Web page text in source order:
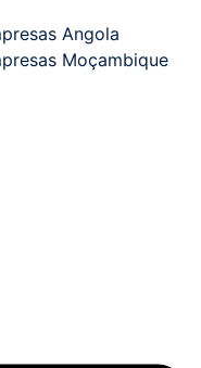
Angola
Moçambique